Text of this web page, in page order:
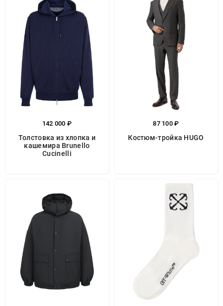
142 000 ₽
Толстовка из хлопка и
кашемира Brunello
Cucinelli
87 100 ₽
Костюм-тройка HUGO